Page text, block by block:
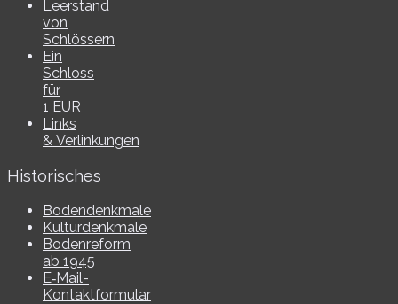
Leerstand
von
Schlössern
Ein
Schloss
für
1 EUR
Links
& Verlinkungen
Historisches
Bodendenkmale
Kulturdenkmale
Bodenreform
ab 1945
E‑Mail-​​
Kontaktformular